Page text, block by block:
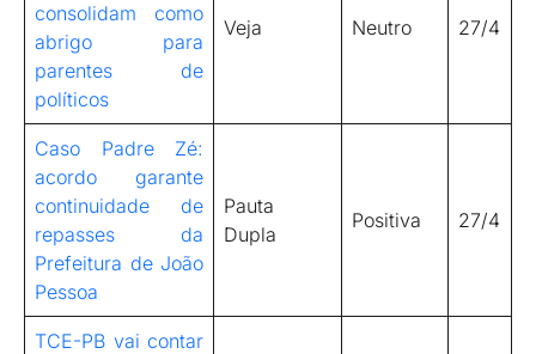
consolidam como
abrigo para
parentes de
políticos
Veja Neutro 27/4
Caso Padre Zé:
acordo garante
continuidade de
repasses da
Prefeitura de João
Pessoa
Pauta
Dupla
Positiva 27/4
TCE-PB vai contar